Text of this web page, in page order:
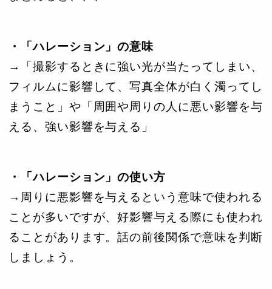
・「ハレーション」の意味
→「撮影するときに強い光が当たってしまい、
フィルムに影響して、写真全体が白く濁ってし
まうこと」や「周囲や周りの人に悪い影響を与
える、強い影響を与える」
・「ハレーション」の使い方
→周りに悪影響を与えるという意味で使われる
ことが多いですが、好影響与える際にも使われ
ることがあります。話の前後関係で意味を判断
しましょう。